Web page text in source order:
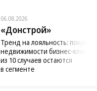
06.08.2026
«Донстрой»
Тренд на лояльность:
недвижимости бизнес-класса
из 10 случаев остаются
в сегменте